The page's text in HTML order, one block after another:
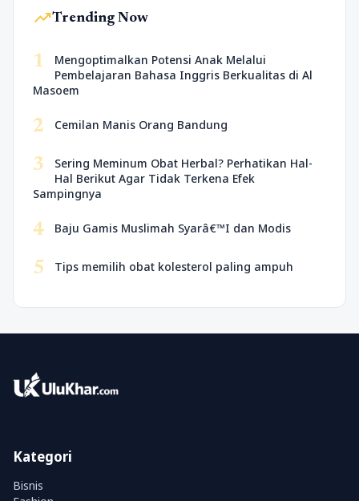
trending_upTrending Now
1
Mengoptimalkan Potensi Anak Melalui
Pembelajaran Bahasa Inggris Berkualitas di Al
Masoem
2 Cemilan Manis Orang Bandung
3
Sering Meminum Obat Herbal? Perhatikan Hal-
Hal Berikut Agar Tidak Terkena Efek
Sampingnya
4 Baju Gamis Muslimah Syarâ€™I dan Modis
5 Tips memilih obat kolesterol paling ampuh
Kategori
Bisnis